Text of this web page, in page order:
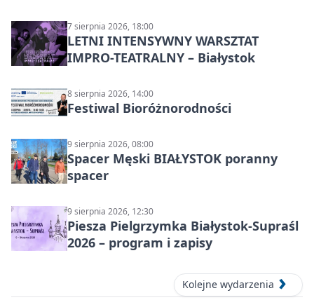
7 sierpnia 2026, 18:00
LETNI INTENSYWNY WARSZTAT
IMPRO-TEATRALNY – Białystok
8 sierpnia 2026, 14:00
Festiwal Bioróżnorodności
9 sierpnia 2026, 08:00
Spacer Męski BIAŁYSTOK poranny
spacer
9 sierpnia 2026, 12:30
Piesza Pielgrzymka Białystok-Supraśl
2026 – program i zapisy
Kolejne wydarzenia